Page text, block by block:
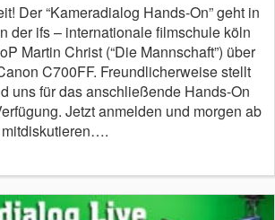
Der “Kameradialog Hands-On” geht in
der ifs – internationale filmschule köln
Martin Christ (“Die Mannschaft”) über
C700FF. Freundlicherweise stellt
uns für das anschließende Hands-On
Jetzt anmelden und morgen ab